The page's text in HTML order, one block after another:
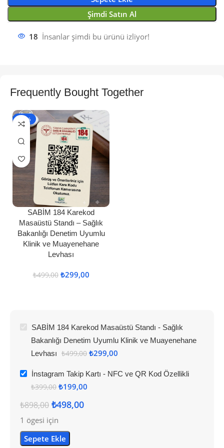
Şimdi Satın Al
18 İnsanlar şimdi bu ürünü izliyor!
Frequently Bought Together
- 40%
SABİM 184 Karekod
Masaüstü Standı – Sağlık
Bakanlığı Denetim Uyumlu
Klinik ve Muayenehane
Levhası
₺499,00 ₺299,00
SABİM 184 Karekod Masaüstü Standı - Sağlık
Bakanlığı Denetim Uyumlu Klinik ve Muayenehane
Levhası ₺499,00 ₺299,00
İnstagram Takip Kartı - NFC ve QR Kod Özellikli
₺399,00 ₺199,00
₺898,00 ₺498,00
1 ögesi için
Sepete Ekle